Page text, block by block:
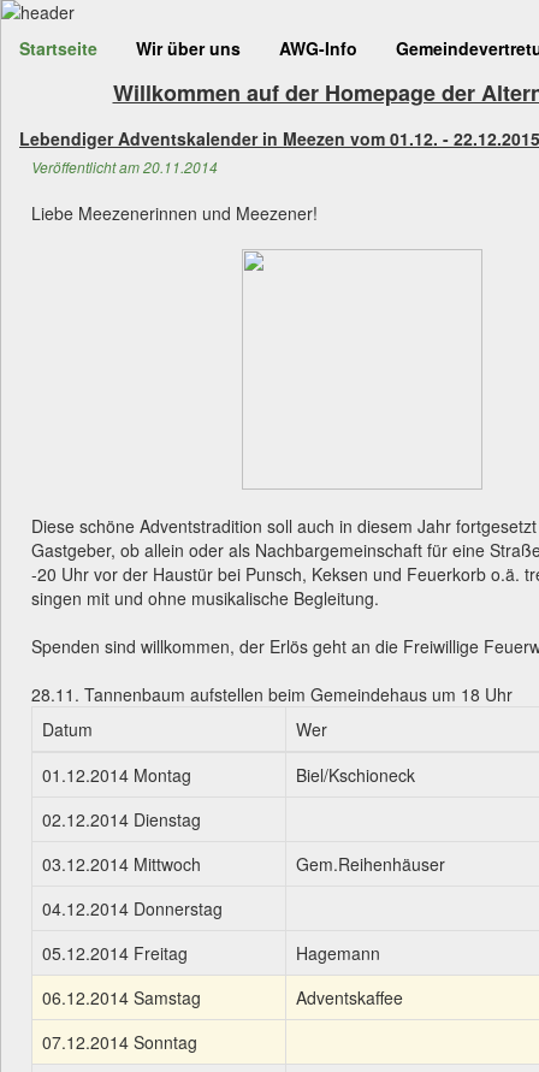
Startseite Wir über uns AWG-Info
Willkommen auf der Homepage der
Lebendiger Adventskalender in Meezen vom 01.12. - 22.12.2015
Veröffentlicht am 20.11.2014
Liebe Meezenerinnen und Meezener!
Diese schöne Adventstradition soll auch in diesem Jahr
Gastgeber, ob allein oder als Nachbargemeinschaft für eine
-20 Uhr vor der Haustür bei Punsch, Keksen und Feuerkorb o.ä.
singen mit und ohne musikalische Begleitung.
Spenden sind willkommen, der Erlös geht an die Freiwillige
28.11. Tannenbaum aufstellen beim Gemeindehaus um 18 Uhr
Datum
Wer
01.12.2014 Montag
Biel/Kschioneck
02.12.2014 Dienstag
03.12.2014 Mittwoch
Gem.Reihenhäuser
04.12.2014 Donnerstag
05.12.2014 Freitag
Hagemann
06.12.2014 Samstag
Adventskaffee
07.12.2014 Sonntag